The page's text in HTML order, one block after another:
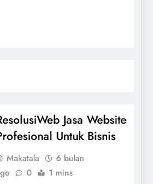
Jasa Website
Untuk Bisnis
Makatala
6 bulan
0 1 mins